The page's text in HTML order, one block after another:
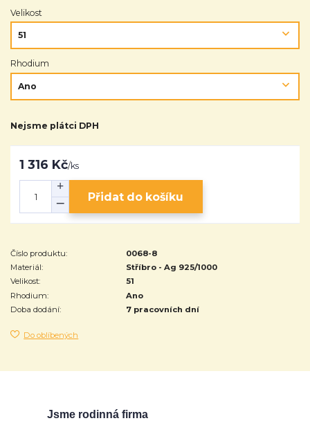
Velikost
Rhodium
Nejsme plátci DPH
1 316 Kč/ks
Přidat do košíku
Číslo produktu:
0068-8
Materiál:
Stříbro - Ag 925/1000
Velikost:
51
Rhodium:
Ano
Doba dodání:
7 pracovních dní
Do oblíbených
Jsme rodinná firma